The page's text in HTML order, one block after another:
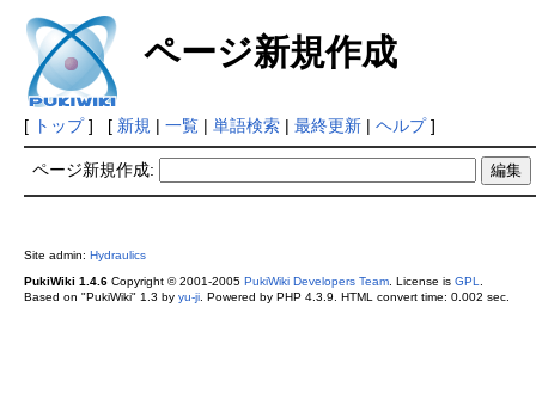
ページ新規作成
[ トップ] [ 新規 | 一覧| 単語検索| 最終更新| ヘルプ]
ページ新規作成:
Site admin: Hydraulics
PukiWiki 1.4.6Copyright © 2001-2005 PukiWiki Developers Team. License is GPL
Based on "PukiWiki" 1.3 by yu-ji. Powered by PHP 4.3.9. HTML convert time: 0.002 sec.